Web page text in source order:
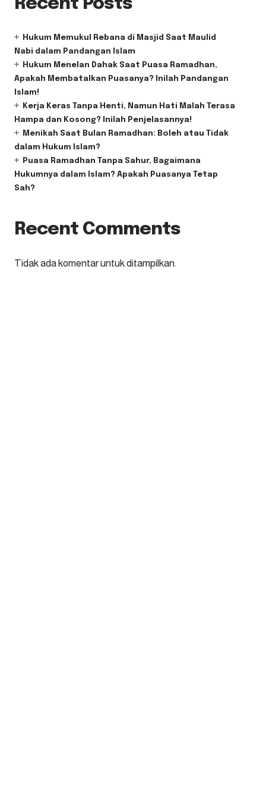
Recent Posts
Hukum Memukul Rebana di Masjid Saat Maulid
Nabi dalam Pandangan Islam
Hukum Menelan Dahak Saat Puasa Ramadhan,
Apakah Membatalkan Puasanya? Inilah Pandangan
Islam!
Kerja Keras Tanpa Henti, Namun Hati Malah Terasa
Hampa dan Kosong? Inilah Penjelasannya!
Menikah Saat Bulan Ramadhan: Boleh atau Tidak
dalam Hukum Islam?
Puasa Ramadhan Tanpa Sahur, Bagaimana
Hukumnya dalam Islam? Apakah Puasanya Tetap
Sah?
Recent Comments
Tidak ada komentar untuk ditampilkan.